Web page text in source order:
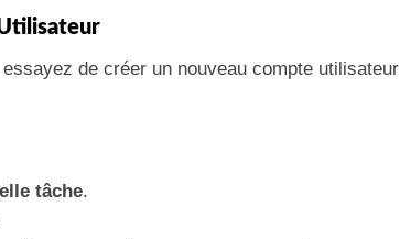
de créer un nouveau compte utilisateur
tâche.